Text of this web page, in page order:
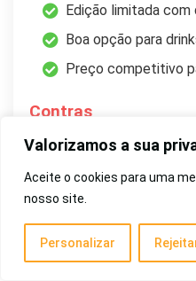
Valorizamos a sua
Aceite o cookies para uma
nosso site.
Personalizar
Edição limitada
Boa opção para
Preço competitivo
Contras
Não é 100% agave, o
Para quem busca uma
acessível, aJose Cuervo